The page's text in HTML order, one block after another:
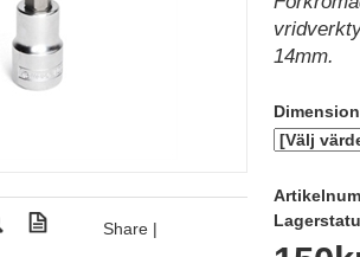
Share |
14mm.